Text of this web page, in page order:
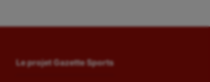
Le projet Gazette Sports